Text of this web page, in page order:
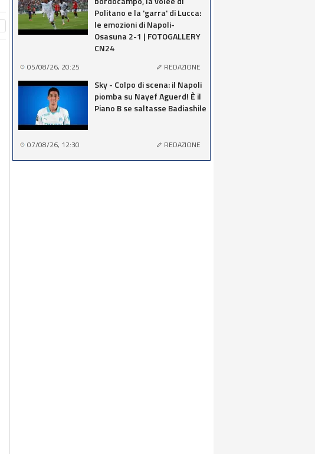
Politano e la 'garra' di Lucca:
le emozioni di Napoli-
Osasuna 2-1 | FOTOGALLERY
CN24
05/08/26, 20:25 REDAZIONE
Sky - Colpo di scena: il Napoli
piomba su Nayef Aguerd! È il
Piano B se saltasse Badiashile
07/08/26, 12:30 REDAZIONE